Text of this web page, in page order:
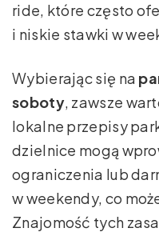
ride, które często
i niskie stawki w
Wybierając się na
soboty, zawsze
lokalne przepisy
dzielnice mogą
ograniczenia lub
w weekendy, co
Znajomość tych